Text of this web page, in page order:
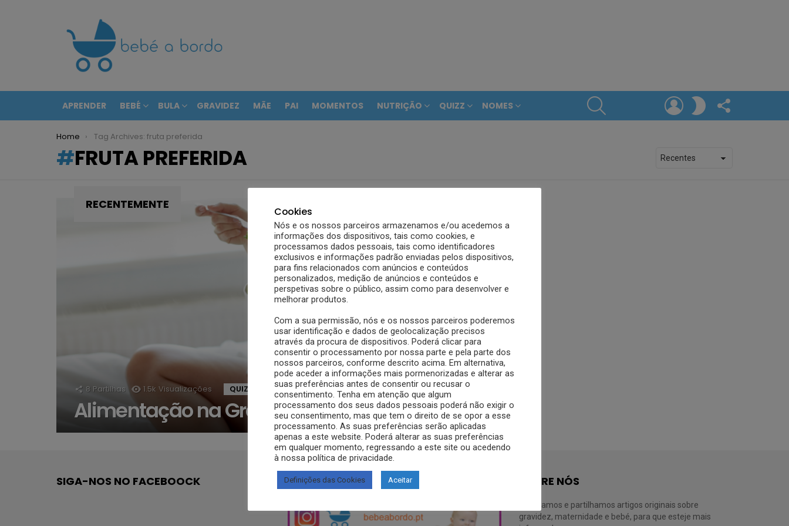
APRENDER BEBÉ BULA GRAVIDEZ MÃE PAI MOMENTOS NUTRIÇÃO QUIZZ NOMES
LOGIN
SWITCH
SKIN
You are here:
Home Tag Archives: fruta preferida
FRUTA PREFERIDA
RECENTEMENTE
8 Partilhas 1.5k Visualizações QUIZZ
Alimentação na Gravidez
SIGA-NOS NO FACEBOOCK SIGA-NOS NO INSTAGRAM SOBRE NÓS
Divulgamos e partilhamos artigos originais sobre
gravidez, maternidade e bebé, para que esteje mais
Cookies
Nós e os nossos parceiros armazenamos e/ou acedemos a
informações dos dispositivos, tais como cookies, e
processamos dados pessoais, tais como identificadores
exclusivos e informações padrão enviadas pelos dispositivos,
para fins relacionados com anúncios e conteúdos
personalizados, medição de anúncios e conteúdos e
perspetivas sobre o público, assim como para desenvolver e
melhorar produtos.
Com a sua permissão, nós e os nossos parceiros poderemos
usar identificação e dados de geolocalização precisos
através da procura de dispositivos. Poderá clicar para
consentir o processamento por nossa parte e pela parte dos
nossos parceiros, conforme descrito acima. Em alternativa,
pode aceder a informações mais pormenorizadas e alterar as
suas preferências antes de consentir ou recusar o
consentimento. Tenha em atenção que algum
processamento dos seus dados pessoais poderá não exigir o
seu consentimento, mas que tem o direito de se opor a esse
processamento. As suas preferências serão aplicadas
apenas a este website. Poderá alterar as suas preferências
em qualquer momento, regressando a este site ou acedendo
à nossa política de privacidade.
Definições das Cookies Aceitar